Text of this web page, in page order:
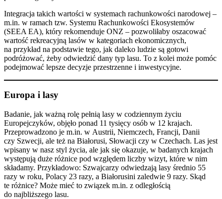
Integracja takich wartości w systemach rachunkowości narodowej –
m.in. w ramach tzw. Systemu Rachunkowości Ekosystemów
(SEEA EA), który rekomenduje ONZ – pozwoliłaby oszacować
wartość rekreacyjną lasów w kategoriach ekonomicznych,
na przykład na podstawie tego, jak daleko ludzie są gotowi
podróżować, żeby odwiedzić dany typ lasu. To z kolei może pomóc
podejmować lepsze decyzje przestrzenne i inwestycyjne.
Europa i lasy
Badanie, jak ważną rolę pełnią lasy w codziennym życiu
Europejczyków, objęło ponad 11 tysięcy osób w 12 krajach.
Przeprowadzono je m.in. w Austrii, Niemczech, Francji, Danii
czy Szwecji, ale też na Białorusi, Słowacji czy w Czechach. Las jest
wpisany w nasz styl życia, ale jak się okazuje, w badanych krajach
występują duże różnice pod względem liczby wizyt, które w nim
składamy. Przykładowo: Szwajcarzy odwiedzają lasy średnio 55
razy w roku, Polacy 23 razy, a Białorusini zaledwie 9 razy. Skąd
te różnice? Może mieć to związek m.in. z odległością
do najbliższego lasu.